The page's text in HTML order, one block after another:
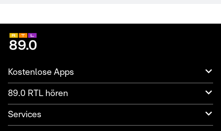
Kostenlose Apps
89.0 RTL hören
Services